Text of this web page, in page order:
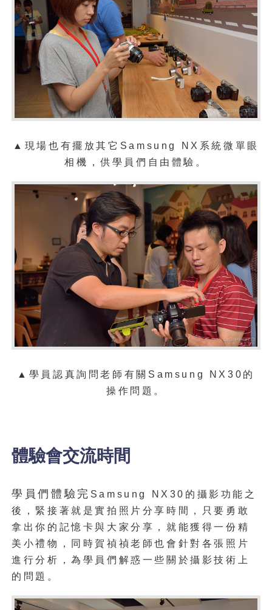
▲現場也有擺放其它 Samsung NX系統微單眼
相機，供學員們自由體驗。
▲學員認真詢問老師有關 Samsung NX30的
操作問題。
體驗會交流時間
學員們體驗完 Samsung NX30的攝影功能之
後，緊接著就是實拍照片分享時間，只要勇敢
拿出你的記憶卡與大家分享，就能獲得一份精
美小禮物，同時賀禎禎老師也會針對各張照片
進行分析，為學員們解惑一些關於攝影技術上
的問題。